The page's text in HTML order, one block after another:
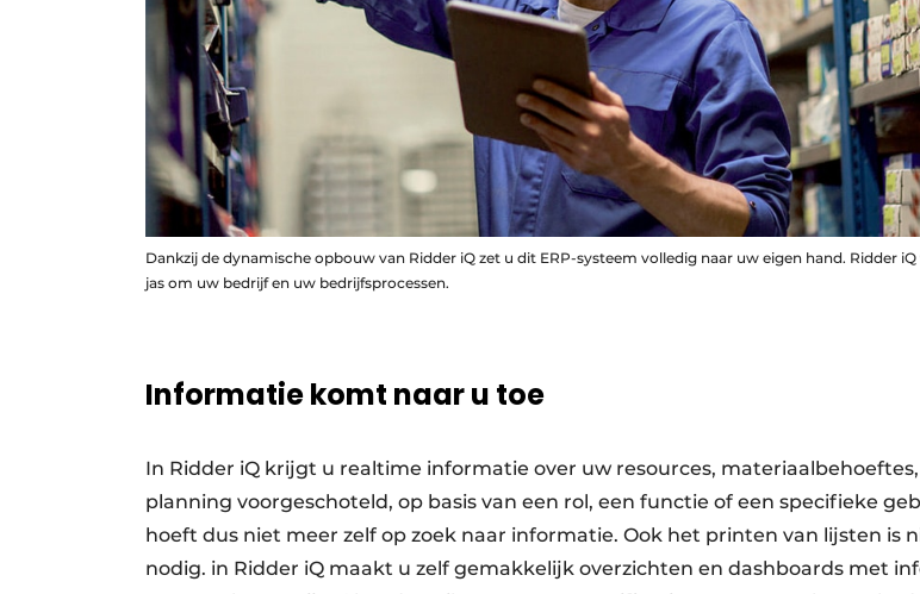
Dankzij de dynamische opbouw van Ridder iQ zet u dit ERP-systeem volledig naar uw eigen hand. Ridder
jas om uw bedrijf en uw bedrijfsprocessen.
Informatie komt naar u toe
In Ridder iQ krijgt u realtime informatie over uw resources,
planning voorgeschoteld, op basis van een rol, een functie of een specifieke
hoeft dus niet meer zelf op zoek naar informatie. Ook het printen van lijsten is
nodig. in Ridder iQ maakt u zelf gemakkelijk overzichten en dashboards met